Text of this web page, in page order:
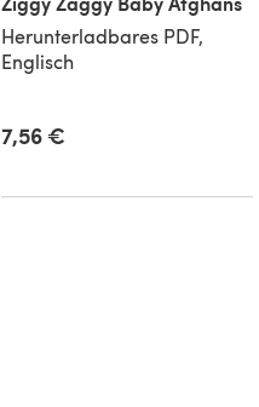
Herunterladbares PDF,
Englisch
7,56 €